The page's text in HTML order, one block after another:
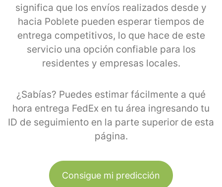
significa que los envíos realizados desde y
hacia Poblete pueden esperar tiempos de
entrega competitivos, lo que hace de este
servicio una opción confiable para los
residentes y empresas locales.
¿Sabías? Puedes estimar fácilmente a qué
hora entrega FedEx en tu área ingresando tu
ID de seguimiento en la parte superior de esta
página.
Consigue mi predicción